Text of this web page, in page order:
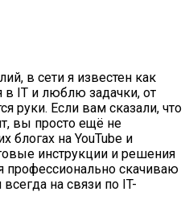
в сети я известен как
в IT и люблю задачки, от
руки. Если вам сказали, что
вы просто ещё не
блогах на YouTube и
инструкции и решения
скачиваю
на связи по IT-